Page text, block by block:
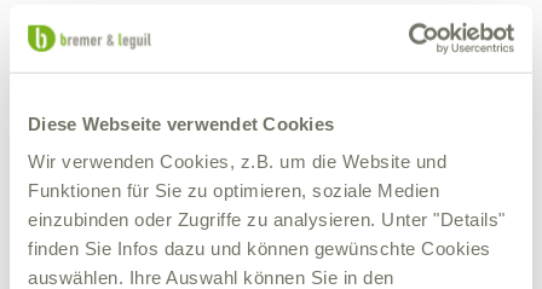
Diese Webseite verwendet Cookies
Wir verwenden Cookies, z.B. um die Website und
Funktionen für Sie zu optimieren, soziale Medien
einzubinden oder Zugriffe zu analysieren. Unter "Details"
finden Sie Infos dazu und können gewünschte Cookies
auswählen. Ihre Auswahl können Sie in den
Leguil